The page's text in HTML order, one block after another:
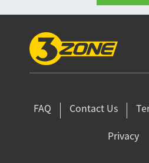
FAQ Contact Us
Privacy